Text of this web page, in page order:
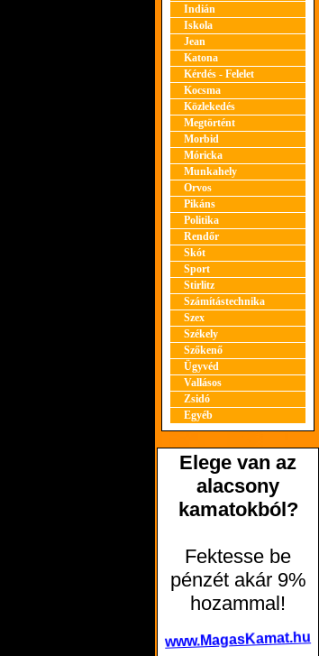
Indián
Iskola
Jean
Katona
Kérdés - Felelet
Kocsma
Közlekedés
Megtörtént
Morbid
Móricka
Munkahely
Orvos
Pikáns
Politika
Rendőr
Skót
Sport
Stirlitz
Számítástechnika
Szex
Székely
Szőkenő
Ügyvéd
Vallásos
Zsidó
Egyéb